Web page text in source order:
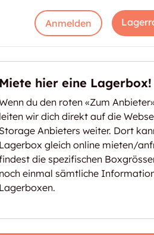
Anmelden
Miete hier eine Lagerbox!
du den roten «Zum
leiten wir dich direkt auf die
Storage Anbieters weiter. Dort
Lagerbox gleich online mieten/
die spezifischen
noch einmal sämtliche
Lagerboxen.